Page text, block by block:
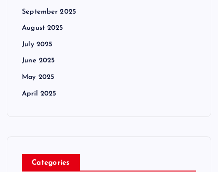
September 2025
August 2025
July 2025
June 2025
May 2025
April 2025
Categories